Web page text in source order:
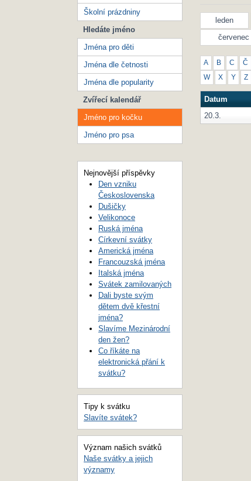
leden
červenec
A B C Č
W X Y Z
Datum
20.3.
Školní prázdniny
Hledáte jméno
Jména pro děti
Jména dle četnosti
Jména dle popularity
Zvířecí kalendář
Jméno pro kočku
Jméno pro psa
Nejnovější příspěvky
Den vzniku
Československa
Dušičky
Velikonoce
Ruská jména
Církevní svátky
Americká jména
Francouzská jména
Italská jména
Svátek zamilovaných
Dali byste svým
dětem dvě křestní
jména?
Slavíme Mezinárodní
den žen?
Co říkáte na
elektronická přání k
svátku?
Tipy k svátku
Slavíte svátek?
Význam našich svátků
Naše svátky a jejich
významy